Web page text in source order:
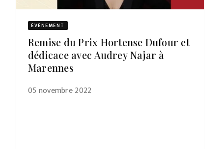
ÉVÈNEMENT
Remise du Prix Hortense Dufour et
dédicace avec Audrey Najar à
Marennes
05 novembre 2022